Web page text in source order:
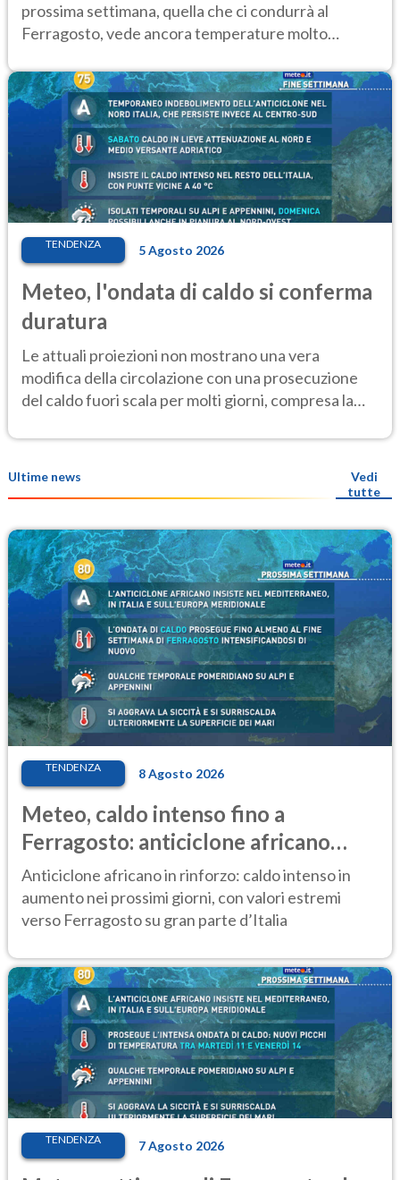
prossima settimana, quella che ci condurrà al
Ferragosto, vede ancora temperature molto
TENDENZA 5 Agosto 2026
Meteo, l'ondata di caldo si conferma
duratura
Le attuali proiezioni non mostrano una vera
modifica della circolazione con una prosecuzione
del caldo fuori scala per molti giorni, compresa la
Ultime news
Vedi
tutte
TENDENZA 8 Agosto 2026
Meteo, caldo intenso fino a
Ferragosto: anticiclone africano
ancora protagonista
Anticiclone africano in rinforzo: caldo intenso in
aumento nei prossimi giorni, con valori estremi
verso Ferragosto su gran parte d’Italia
TENDENZA 7 Agosto 2026